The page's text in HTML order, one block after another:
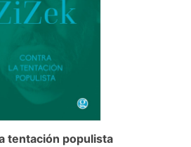
tentación populista